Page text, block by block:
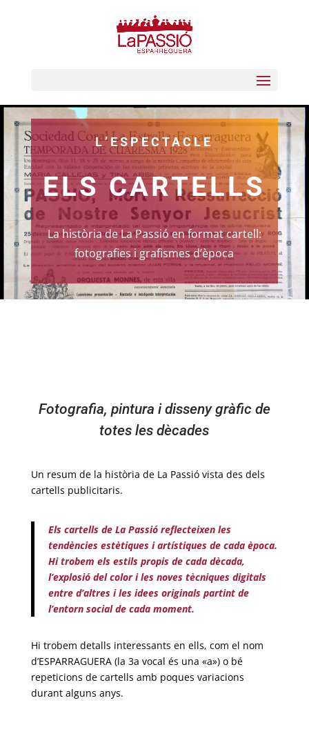
L’ESPECTACLE
ELS CARTELLS
La història de La Passió en format cartell:
fotografies i grafismes d’època
Fotografia, pintura i disseny gràfic de
totes les dècades
Un resum de la història de La Passió vista des dels
cartells publicitaris.
Els cartells de La Passió reflecteixen les
tendències estètiques i artístiques de cada època.
Hi trobem els estils propis de cada dècada,
l’explosió del color i les noves tècniques digitals
entre d’altres i les idees originals partint de
l’entorn social de cada moment.
Hi trobem detalls interessants en ells, com el nom
d’ESPARRAGUERA (la 3a vocal és una «a») o bé
repeticions de cartells amb poques variacions
durant alguns anys.